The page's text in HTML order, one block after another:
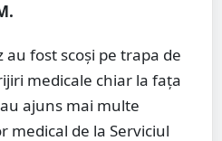
fost scoși pe trapa de
medicale chiar la fața
ajuns mai multe
medical de la Serviciul